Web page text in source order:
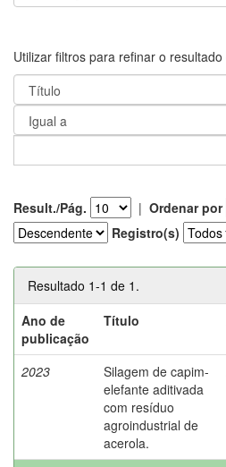
Utilizar filtros para refinar o
Result./Pág. | Ordenar por
Registro(s)
Resultado 1-1 de 1.
Ano de
publicação
Título
2023
Silagem de capim-
elefante aditivada
com resíduo
agroindustrial de
acerola.